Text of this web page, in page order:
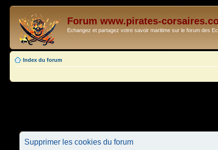
Forum www.pirates-
Echangez et partagez votre savoir maritime sur le forum des
Index du forum
Supprimer les cookies du forum